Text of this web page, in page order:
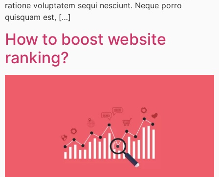
ratione voluptatem sequi nesciunt. Neque porro
quisquam est, […]
How to boost website
ranking?